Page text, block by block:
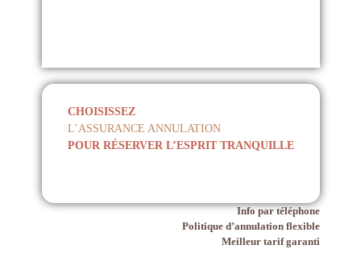
CHOISISSEZ
L’ASSURANCE ANNULATION
POUR RÉSERVER L’ESPRIT TRANQUILLE
Info par téléphone
Politique d’annulation flexible
Meilleur tarif garanti